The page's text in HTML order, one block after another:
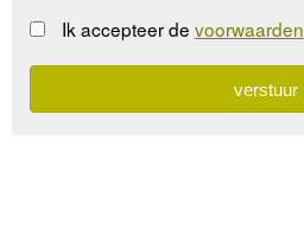
Ik accepteer de voorwaarden